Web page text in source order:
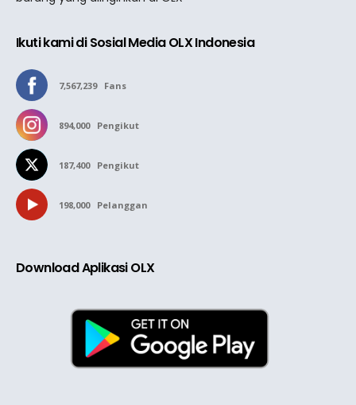
Ikuti kami di Sosial Media OLX Indonesia
7,567,239 Fans
894,000 Pengikut
187,400 Pengikut
198,000 Pelanggan
Download Aplikasi OLX